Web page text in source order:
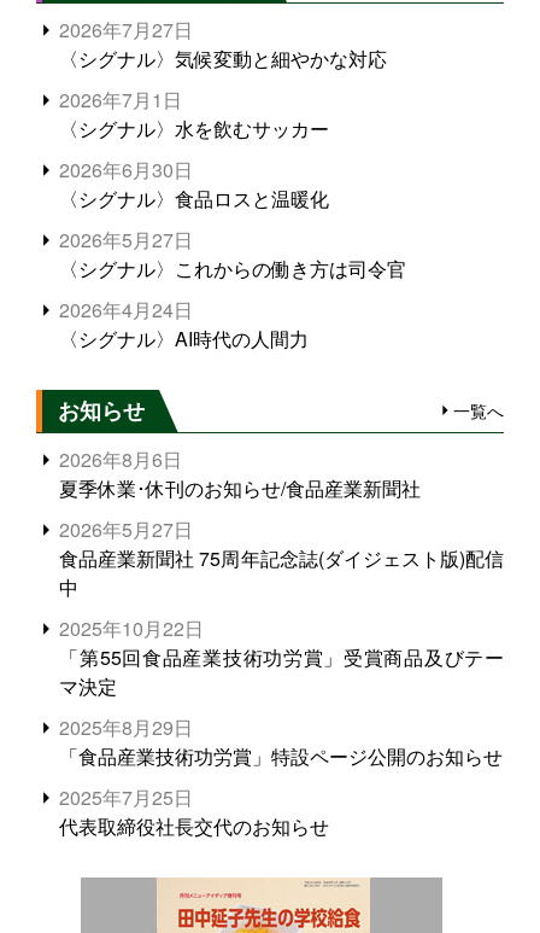
2026年7月27日
〈シグナル〉気候変動と細やかな対応
2026年7月1日
〈シグナル〉水を飲むサッカー
2026年6月30日
〈シグナル〉食品ロスと温暖化
2026年5月27日
〈シグナル〉これからの働き方は司令官
2026年4月24日
〈シグナル〉AI時代の人間力
お知らせ 一覧へ
2026年8月6日
夏季休業･休刊のお知らせ/食品産業新聞社
2026年5月27日
食品産業新聞社 75周年記念誌(ダイジェスト版)配信
中
2025年10月22日
「第55回食品産業技術功労賞」受賞商品及びテー
マ決定
2025年8月29日
「食品産業技術功労賞」特設ページ公開のお知らせ
2025年7月25日
代表取締役社長交代のお知らせ